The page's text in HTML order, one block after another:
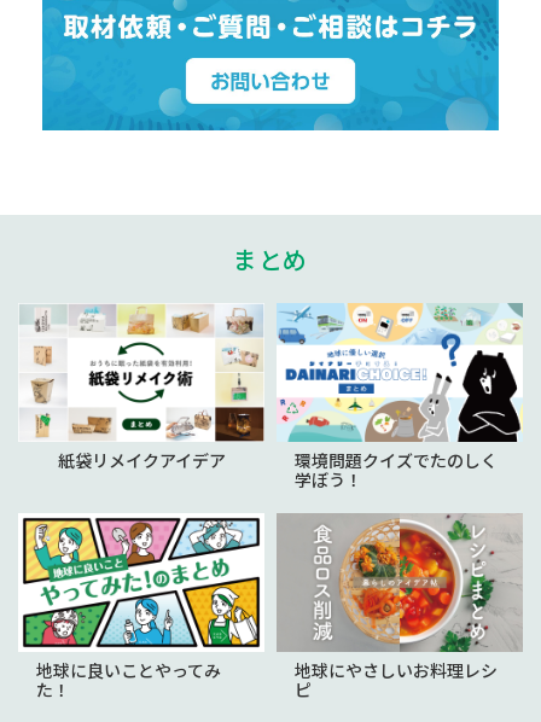
まとめ
紙袋リメイクアイデア
環境問題クイズでたのしく
学ぼう！
地球に良いことやってみ
た！
地球にやさしいお料理レシ
ピ